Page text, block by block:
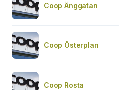
Coop Änggatan
Coop Österplan
Coop Rosta